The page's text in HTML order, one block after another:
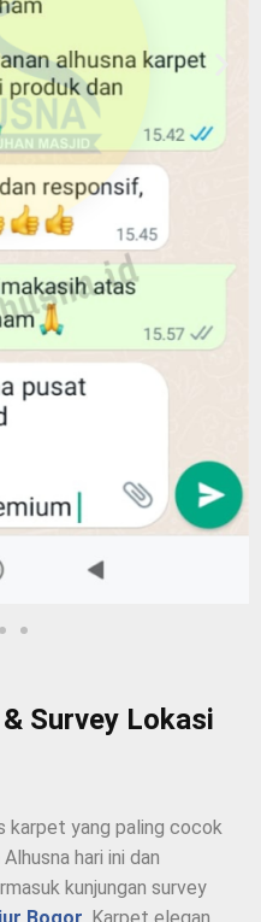
Survey Lokasi
karpet yang paling cocok
hari ini dan
kunjungan survey